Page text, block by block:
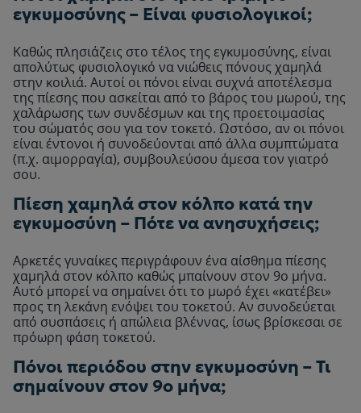
εγκυμοσύνης – Είναι φυσιολογικοί;
Καθώς πλησιάζεις στο τέλος της εγκυμοσύνης, είναι
απολύτως φυσιολογικό να νιώθεις πόνους χαμηλά
στην κοιλιά. Αυτοί οι πόνοι είναι συχνά αποτέλεσμα
της πίεσης που ασκείται από το βάρος του μωρού, της
χαλάρωσης των συνδέσμων και της προετοιμασίας
του σώματός σου για τον τοκετό. Ωστόσο, αν οι πόνοι
είναι έντονοι ή συνοδεύονται από άλλα συμπτώματα
(π.χ. αιμορραγία), συμβουλεύσου άμεσα τον γιατρό
σου.
Πίεση χαμηλά στον κόλπο κατά την
εγκυμοσύνη – Πότε να ανησυχήσεις;
Αρκετές γυναίκες περιγράφουν ένα αίσθημα πίεσης
χαμηλά στον κόλπο καθώς μπαίνουν στον 9ο μήνα.
Αυτό μπορεί να σημαίνει ότι το μωρό έχει «κατέβει»
προς τη λεκάνη ενόψει του τοκετού. Αν συνοδεύεται
από συσπάσεις ή απώλεια βλέννας, ίσως βρίσκεσαι σε
πρόωρη φάση τοκετού.
Πόνοι περιόδου στην εγκυμοσύνη – Τι
σημαίνουν στον 9ο μήνα;